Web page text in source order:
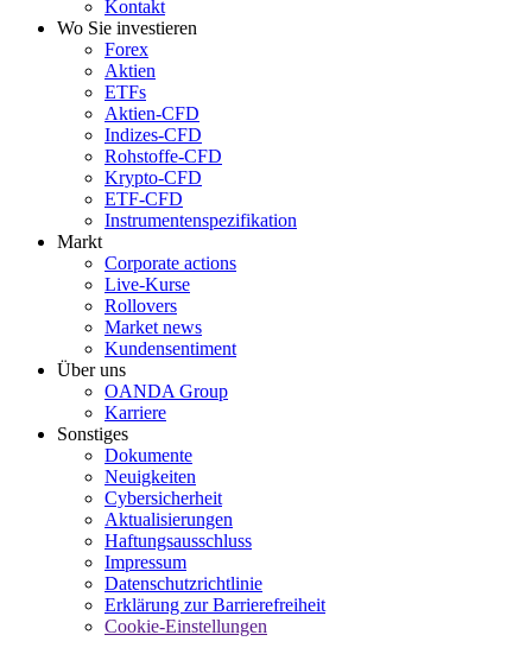
Kontakt
Wo Sie investieren
Forex
Aktien
ETFs
Aktien-CFD
Indizes-CFD
Rohstoffe-CFD
Krypto-CFD
ETF-CFD
Instrumentenspezifikation
Markt
Corporate actions
Live-Kurse
Rollovers
Market news
Kundensentiment
Über uns
OANDA Group
Karriere
Sonstiges
Dokumente
Neuigkeiten
Cybersicherheit
Aktualisierungen
Haftungsausschluss
Impressum
Datenschutzrichtlinie
Erklärung zur Barrierefreiheit
Cookie-Einstellungen